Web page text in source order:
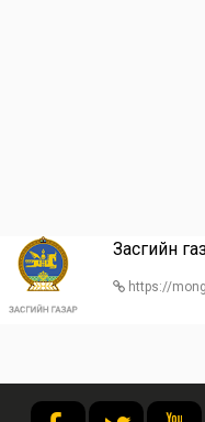
Засгийн
https://